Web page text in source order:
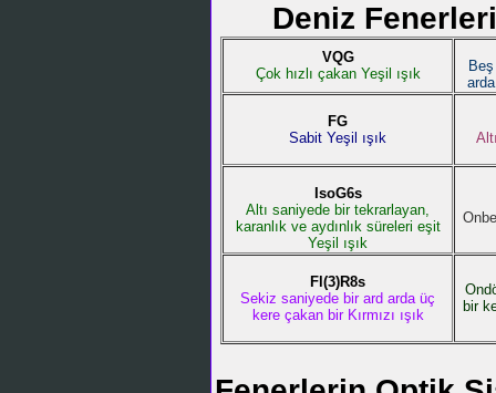
Deniz
VQG
Çok hızlı çakan Yeşil ışık
FG
Sabit Yeşil ışık
IsoG6s
Altı saniyede bir tekrarlayan,
karanlık ve aydınlık süreleri eşit
Yeşil ışık
Fl(3)R8s
Sekiz saniyede bir ard arda üç
kere çakan bir Kırmızı ışık
bir